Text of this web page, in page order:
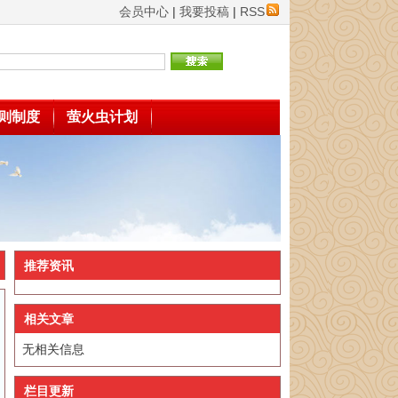
会员中心 | 我要投稿 | RSS
制度 萤火虫计划
推荐资讯
相关文章
无相关信息
栏目更新